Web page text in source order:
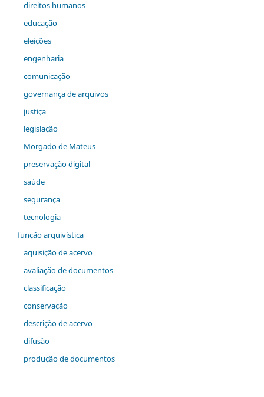
direitos humanos
educação
eleições
engenharia
comunicação
governança de arquivos
justiça
legislação
Morgado de Mateus
preservação digital
saúde
segurança
tecnologia
função arquivística
aquisição de acervo
avaliação de documentos
classificação
conservação
descrição de acervo
difusão
produção de documentos